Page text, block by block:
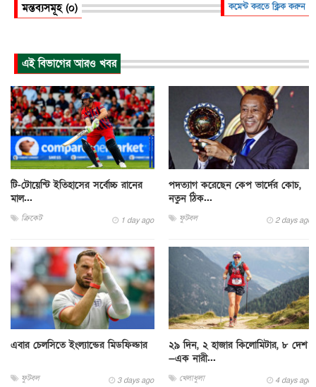
মন্তব্যসমূহ (০) কমেন্ট করতে ক্লিক করুন
এই বিভাগের আরও খবর
টি-টোয়েন্টি ইতিহাসের সর্বোচ্চ রানের
মাল...
ক্রিকেট 1 day ago
পদত্যাগ করেছেন কেপ ভার্দের কোচ,
নতুন ঠিক...
ফুটবল 2 days ago
এবার চেলসিতে ইংল্যান্ডের মিডফিল্ডার
ফুটবল 3 days ago
২৯ দিন, ২ হাজার কিলোমিটার, ৮ দেশ
—এক নারী...
খেলাধুলা 4 days ago